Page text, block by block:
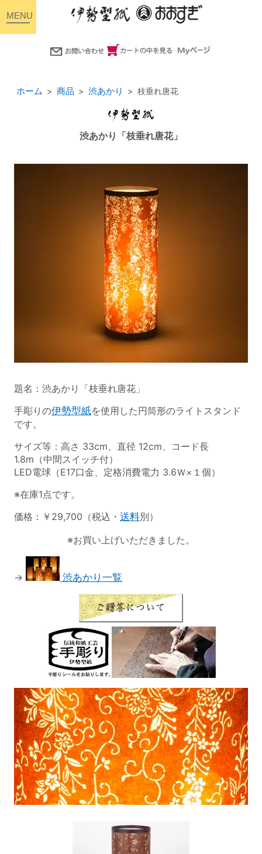
ホーム 商品 渋あかり 枝垂れ唐花
渋あかり「枝垂れ唐花」
題名：渋あかり「枝垂れ唐花」
手彫りの伊勢型紙を使用した円筒形のライトスタンド
です。
サイズ等：高さ 33cm、直径 12cm、コード長
1.8m（中間スイッチ付）
LED電球（E17口金、定格消費電力 3.6Ｗ×１個）
※在庫1点です。
価格：￥29,700（税込・ 送料別）
※お買い上げいただきました。
→ 渋あかり一覧
toggle
navigation